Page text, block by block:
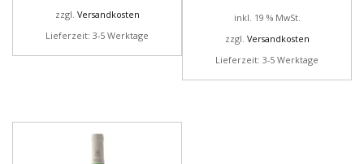
zzgl. Versandkosten
Lieferzeit: 3-5 Werktage
inkl. 19 % MwSt.
zzgl. Versandkosten
Lieferzeit: 3-5 Werktage